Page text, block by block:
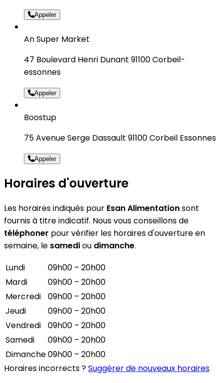
Appeler
An Super Market
47 Boulevard Henri Dunant 91100 Corbeil-
essonnes
Appeler
Boostup
75 Avenue Serge Dassault 91100 Corbeil Essonnes
Appeler
Horaires d'ouverture
Les horaires indiqués pour Esan Alimentationsont
fournis à titre indicatif. Nous vous conseillons de
téléphoner pour vérifier les horaires d'ouverture en
semaine, le samediou dimanche.
Lundi
09h00 – 20h00
Mardi
09h00 – 20h00
Mercredi
09h00 – 20h00
Jeudi
09h00 – 20h00
Vendredi
09h00 – 20h00
Samedi
09h00 – 20h00
Dimanche09h00 – 20h00
Horaires incorrects ?Suggérer de nouveaux horaires